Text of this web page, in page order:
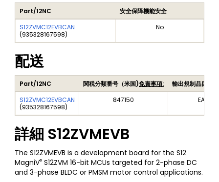
Part/12NC
安全保障機能安全
S12ZVMC12EVBCAN
(935328167598)
No
配送
Part/12NC 関税分類番号（米国)免責事項:
輸出規制品目番
S12ZVMC12EVBCAN
(935328167598)
847150 EAR99
詳細 S12ZVMEVB
The S12ZVMEVB is a development board for the S12
MagniV® S12ZVM 16-bit MCUs targeted for 2-phase DC
and 3-phase BLDC or PMSM motor control applications.